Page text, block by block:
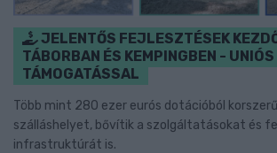
JELENTŐS FEJLESZTÉSEK
TÁBORBAN ÉS KEMPINGBEN - UNIÓS
TÁMOGATÁSSAL
Több mint 280 ezer eurós dotációból
szálláshelyet, bővítik a szolgáltatásokat és
infrastruktúrát is.